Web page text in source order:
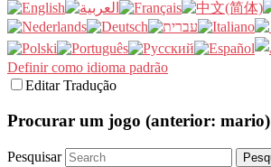
Definir como idioma padrão
Editar Tradução
Procurar um jogo (anterior: mario)
Pesquisar